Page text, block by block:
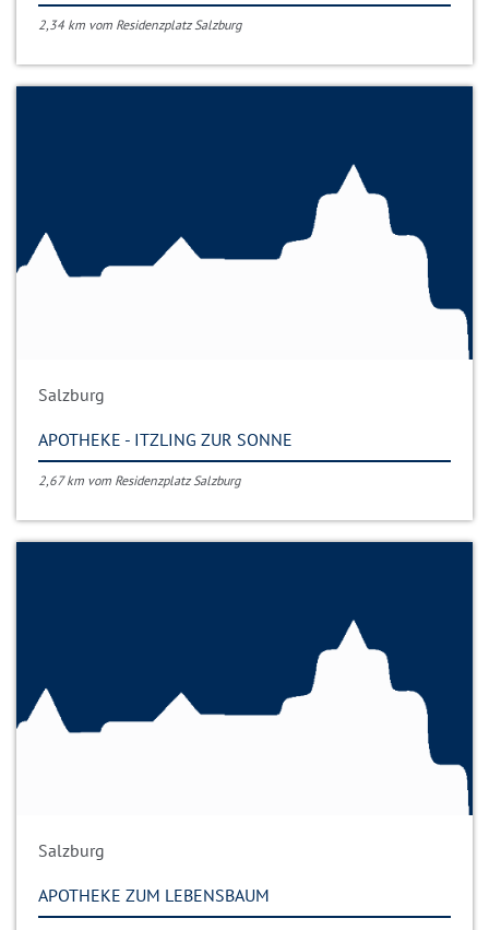
2,34 km vom Residenzplatz Salzburg
Salzburg
APOTHEKE - ITZLING ZUR SONNE
2,67 km vom Residenzplatz Salzburg
Salzburg
APOTHEKE ZUM LEBENSBAUM